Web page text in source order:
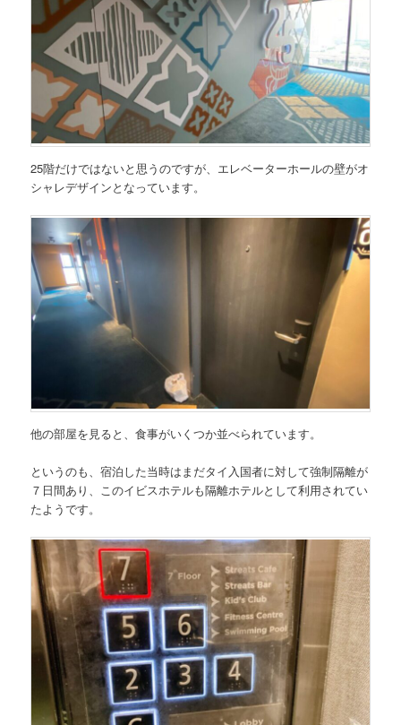
25階だけではないと思うのですが、エレベーターホールの壁がオ
シャレデザインとなっています。
他の部屋を見ると、食事がいくつか並べられています。
というのも、宿泊した当時はまだタイ入国者に対して強制隔離が
７日間あり、このイビスホテルも隔離ホテルとして利用されてい
たようです。